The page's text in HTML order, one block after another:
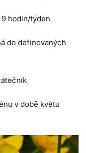
hodin/týden
do definovaných
v době květu